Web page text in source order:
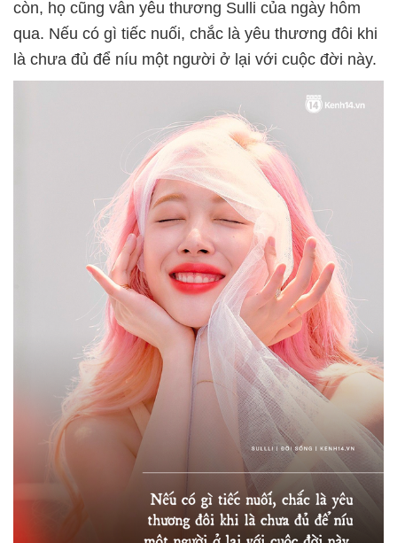
còn, họ cũng vẫn yêu thương Sulli của ngày hôm
qua. Nếu có gì tiếc nuối, chắc là yêu thương đôi khi
là chưa đủ để níu một người ở lại với cuộc đời này.